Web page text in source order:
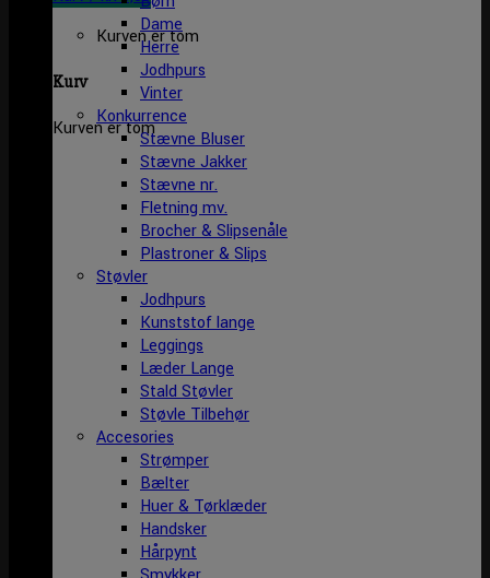
Kurven er tom
Kurv
Kurven er tom
Dame
Herre
Jodhpurs
Vinter
Konkurrence
Stævne Bluser
Stævne Jakker
Stævne nr.
Fletning mv.
Brocher & Slipsenåle
Plastroner & Slips
Støvler
Jodhpurs
Kunststof lange
Leggings
Læder Lange
Stald Støvler
Støvle Tilbehør
Accesories
Strømper
Bælter
Huer & Tørklæder
Handsker
Hårpynt